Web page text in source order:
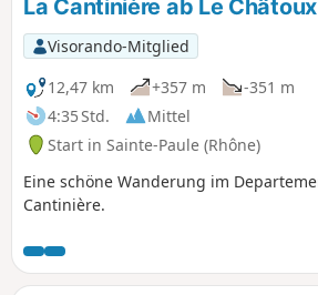
La Cantinière ab Le Châtoux
Visorando-Mitglied
12,47 km
+357 m
-351 m
4:35 Std.
Mittel
Start in Sainte-Paule (Rhône)
Eine schöne Wanderung im
Cantinière.